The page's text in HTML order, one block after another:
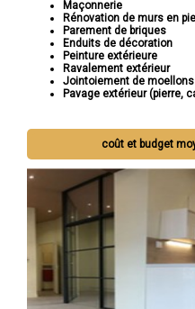
Maçonnerie
Rénovation de murs en
Parement de briques
Enduits de décoration
Peinture extérieure
Ravalement extérieur
Jointoiement de
Pavage extérieur (pierre,
coût et budget